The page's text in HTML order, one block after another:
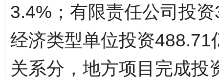
3.4%；有限责任公司投
经济类型单位投资
关系分，地方项目完成